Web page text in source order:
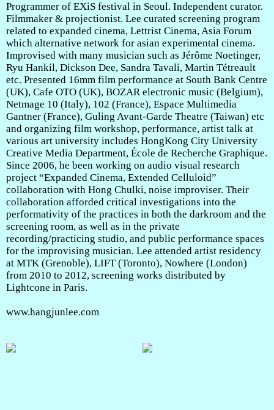
Programmer of EXiS festival in Seoul. Independent curator.
Filmmaker & projectionist. Lee curated screening program
related to expanded cinema, Lettrist Cinema, Asia Forum
which alternative network for asian experimental cinema.
Improvised with many musician such as Jérôme Noetinger,
Ryu Hankil, Dickson Dee, Sandra Tavali, Martin Tétreault
etc. Presented 16mm film performance at South Bank Centre
(UK), Cafe OTO (UK), BOZAR electronic music (Belgium),
Netmage 10 (Italy), 102 (France), Espace Multimedia
Gantner (France), Guling Avant-Garde Theatre (Taiwan) etc
and organizing film workshop, performance, artist talk at
various art university includes HongKong City University
Creative Media Department, École de Recherche Graphique.
Since 2006, he been working on audio visual research
project “Expanded Cinema, Extended Celluloid”
collaboration with Hong Chulki, noise improviser. Their
collaboration afforded critical investigations into the
performativity of the practices in both the darkroom and the
screening room, as well as in the private
recording/practicing studio, and public performance spaces
for the improvising musician. Lee attended artist residency
at MTK (Grenoble), LIFT (Toronto), Nowhere (London)
from 2010 to 2012, screening works distributed by
Lightcone in Paris.
www.hangjunlee.com